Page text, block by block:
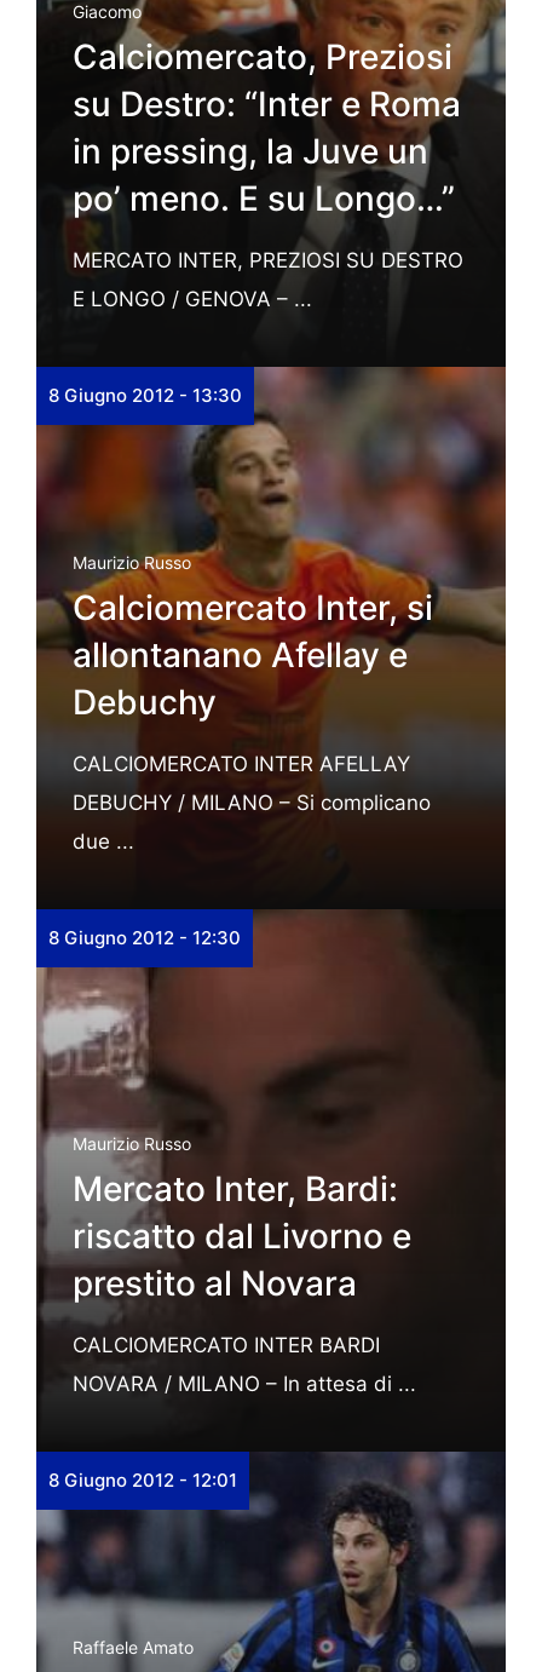
Giacomo
Calciomercato, Preziosi
su Destro: “Inter e Roma
in pressing, la Juve un
po’ meno. E su Longo…”
MERCATO INTER, PREZIOSI SU DESTRO
E LONGO / GENOVA – ...
8 Giugno 2012 - 13:30
Maurizio Russo
Calciomercato Inter, si
allontanano Afellay e
Debuchy
CALCIOMERCATO INTER AFELLAY
DEBUCHY / MILANO – Si complicano
due ...
8 Giugno 2012 - 12:30
Maurizio Russo
Mercato Inter, Bardi:
riscatto dal Livorno e
prestito al Novara
CALCIOMERCATO INTER BARDI
NOVARA / MILANO – In attesa di ...
8 Giugno 2012 - 12:01
Raffaele Amato